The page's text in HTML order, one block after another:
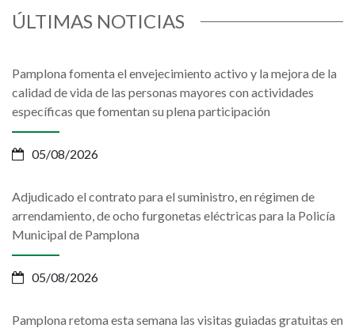
ÚLTIMAS NOTICIAS
Pamplona fomenta el envejecimiento activo y la mejora de la
calidad de vida de las personas mayores con actividades
específicas que fomentan su plena participación
05/08/2026
Adjudicado el contrato para el suministro, en régimen de
arrendamiento, de ocho furgonetas eléctricas para la Policía
Municipal de Pamplona
05/08/2026
Pamplona retoma esta semana las visitas guiadas gratuitas en